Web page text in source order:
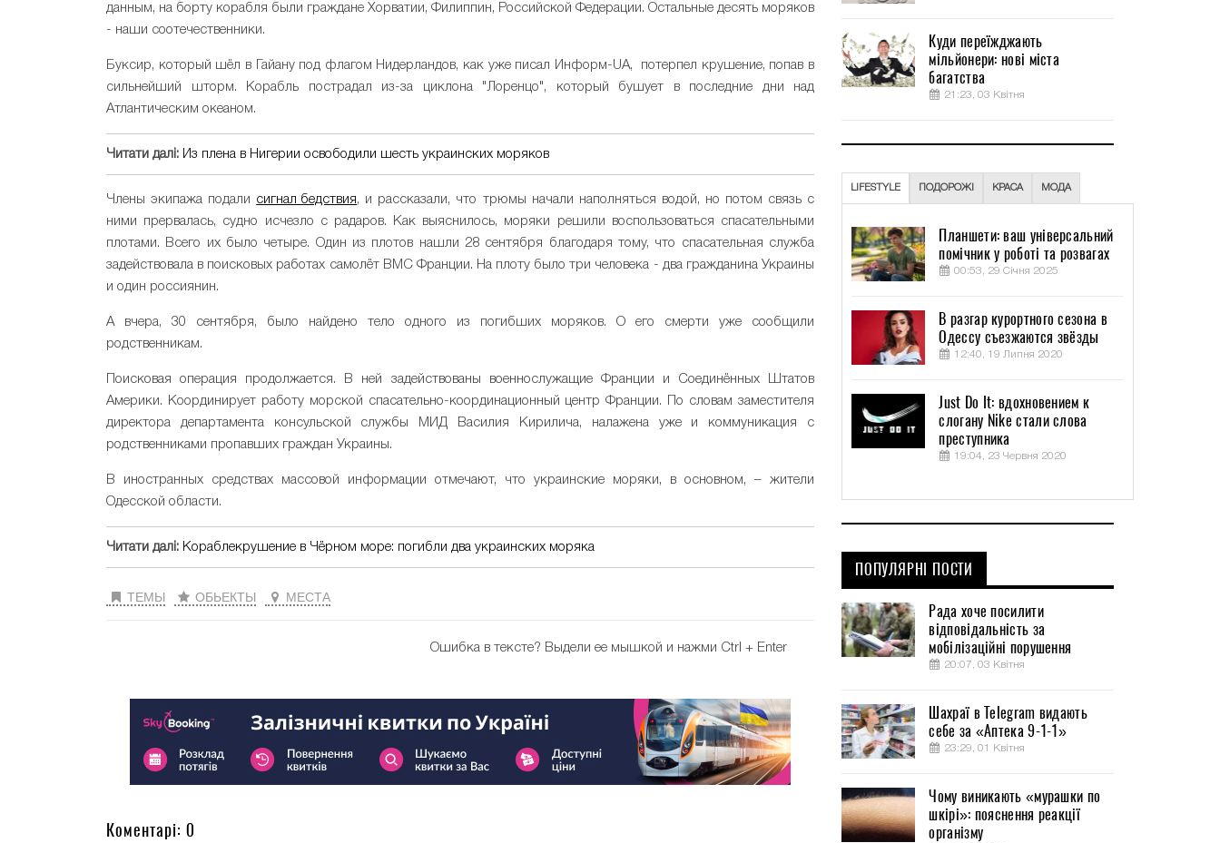
данным, на борту корабля были граждане Хорватии, Филиппин, Российской Федерации. Остальные десять моряков
- наши соотечественники.
Буксир, который шёл в Гайану под флагом Нидерландов, как уже писал Информ-UA, потерпел крушение, попав в
сильнейший шторм. Корабль пострадал из-за циклона "Лоренцо", который бушует в последние дни над
Атлантическим океаном.
Читати далі: Из плена в Нигерии освободили шесть украинских моряков
Члены экипажа подали сигнал бедствия, и рассказали, что трюмы начали наполняться водой, но потом связь с
ними прервалась, судно исчезло с радаров. Как выяснилось, моряки решили воспользоваться спасательными
плотами. Всего их было четыре. Один из плотов нашли 28 сентября благодаря тому, что спасательная служба
задействовала в поисковых работах самолёт ВМС Франции. На плоту было три человека - два гражданина Украины
и один россиянин.
А вчера, 30 сентября, было найдено тело одного из погибших моряков. О его смерти уже сообщили
родственникам.
Поисковая операция продолжается. В ней задействованы военнослужащие Франции и Соединённых Штатов
Америки. Координирует работу морской спасательно-координационный центр Франции. По словам заместителя
директора департамента консульской службы МИД Василия Кирилича, налажена уже и коммуникация с
родственниками пропавших граждан Украины.
В иностранных средствах массовой информации отмечают, что украинские моряки, в основном, – жители
Одесской области.
Читати далі: Кораблекрушение в Чёрном море: погибли два украинских моряка
ТЕМЫ ОБЬЕКТЫ МЕСТА
Ошибка в тексте? Выдели ее мышкой и нажми Ctrl + Enter
Коментарі: 0
Куди переїжджають
мільйонери: нові міста
багатства
21:23, 03 Квітня
LIFESTYLE ПОДОРОЖІ КРАСА МОДА
Планшети: ваш універсальний
помічник у роботі та розвагах
00:53, 29 Січня 2025
В разгар курортного сезона в
Одессу съезжаются звёзды
12:40, 19 Липня 2020
Just Do It: вдохновением к
слогану Nike стали слова
преступника
19:04, 23 Червня 2020
ПОПУЛЯРНІ ПОСТИ
Рада хоче посилити
відповідальність за
мобілізаційні порушення
20:07, 03 Квітня
Шахраї в Telegram видають
себе за «Аптека 9-1-1»
23:29, 01 Квітня
Чому виникають «мурашки по
шкірі»: пояснення реакції
організму